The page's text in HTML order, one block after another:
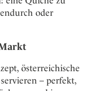
oder
österreichische
– perfekt,